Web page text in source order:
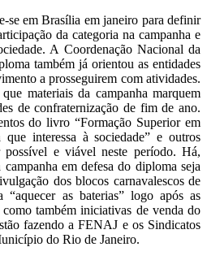
se em Brasília em janeiro para definir
da categoria na campanha e
A Coordenação Nacional da
também já orientou as entidades
a prosseguirem com atividades.
materiais da campanha marquem
de confraternização de fim de ano.
do livro “Formação Superior em
interessa à sociedade” e outros
e viável neste período. Há,
em defesa do diploma seja
dos blocos carnavalescos de
“aquecer as baterias” logo após as
também iniciativas de venda do
fazendo a FENAJ e os Sindicatos
do Rio de Janeiro.